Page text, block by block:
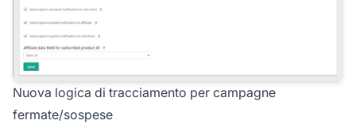
Nuova logica di tracciamento per campagne
fermate/sospese